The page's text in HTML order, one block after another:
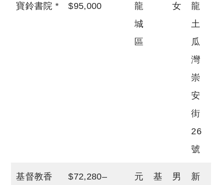
寶鈴書院 *
$95,000
龍
城
區
女
龍
土
瓜
灣
崇
安
街
26
號
基督教香 $72,280– 元 基 男 新